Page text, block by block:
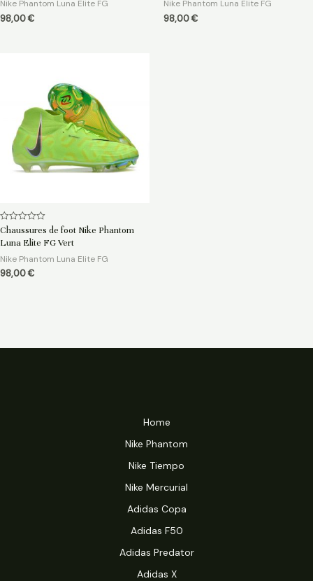
Nike Phantom Luna Elite FG
98,00€
Nike Phantom Luna Elite FG
98,00€
Note
sur
Chaussures de foot Nike Phantom
Luna Elite FG Vert
Nike Phantom Luna Elite FG
98,00€
Home
Nike Phantom
Nike Tiempo
Nike Mercurial
Adidas Copa
Adidas F50
Adidas Predator
Adidas X